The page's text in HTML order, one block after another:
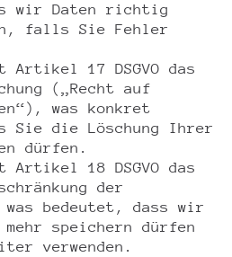
wir Daten richtig
falls Sie Fehler
Artikel 17 DSGVO das
(„Recht auf
was konkret
Sie die Löschung Ihrer
dürfen.
Artikel 18 DSGVO das
der
bedeutet, dass wir
speichern dürfen
verwenden.